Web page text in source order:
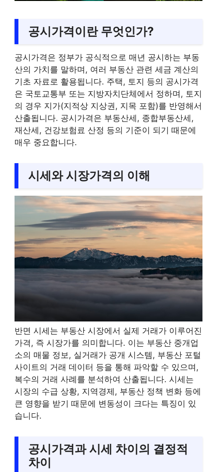
공시가격이란 무엇인가?
공시가격은 정부가 공식적으로 매년 공시하는 부동
산의 가치를 말하며, 여러 부동산 관련 세금 계산의
기초 자료로 활용됩니다. 주택, 토지 등의 공시가격
은 국토교통부 또는 지방자치단체에서 정하며, 토지
의 경우 지가(지적상 지상권, 지목 포함)를 반영해서
산출됩니다. 공시가격은 부동산세, 종합부동산세,
재산세, 건강보험료 산정 등의 기준이 되기 때문에
매우 중요합니다.
시세와 시장가격의 이해
반면 시세는 부동산 시장에서 실제 거래가 이루어진
가격, 즉 시장가를 의미합니다. 이는 부동산 중개업
소의 매물 정보, 실거래가 공개 시스템, 부동산 포털
사이트의 거래 데이터 등을 통해 파악할 수 있으며,
복수의 거래 사례를 분석하여 산출됩니다. 시세는
시장의 수급 상황, 지역경제, 부동산 정책 변화 등에
큰 영향을 받기 때문에 변동성이 크다는 특징이 있
습니다.
공시가격과 시세 차이의 결정적
차이